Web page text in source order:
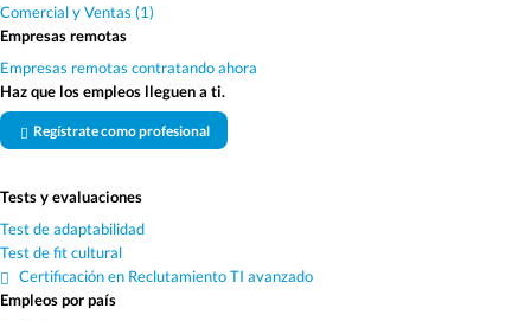
Comercial y Ventas (1)
Empresas remotas
Empresas remotas contratando ahora
Haz que los empleos lleguen a ti.
Regístrate como profesional
Tests y evaluaciones
Test de adaptabilidad
Test de fit cultural
Certificación en Reclutamiento TI avanzado
Empleos por país